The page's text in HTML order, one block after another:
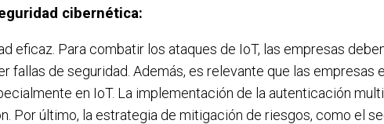
cibernética:
eficaz. Para combatir los ataques de IoT, las empresas
de seguridad. Además, es relevante que las empresas
en IoT. La implementación de la autenticación
Por último, la estrategia de mitigación de riesgos, como el